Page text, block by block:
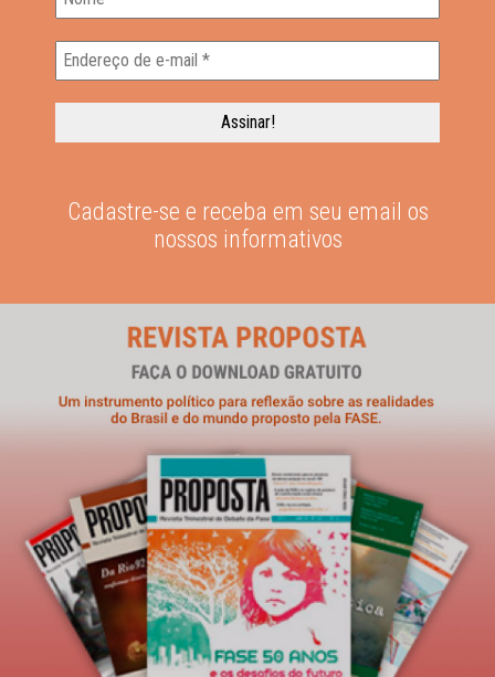
Cadastre-se e receba em seu email os
nossos informativos